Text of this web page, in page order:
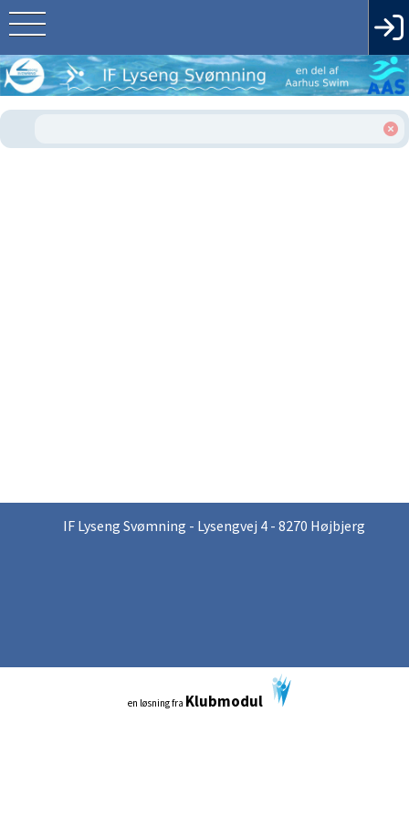
IF Lyseng Svømning - Lysengvej 4 - 8270 Højbjerg
en løsning fra Klubmodul